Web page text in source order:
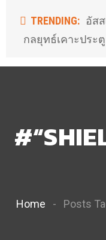
TRENDING: อัส
กลยุทธ์เคาะประ
Home Posts